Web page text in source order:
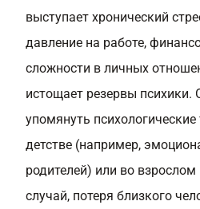
выступает хронический
давление на работе,
сложности в личных
истощает резервы психики.
упомянуть
детстве (например,
родителей) или во взрослом
случай, потеря близкого